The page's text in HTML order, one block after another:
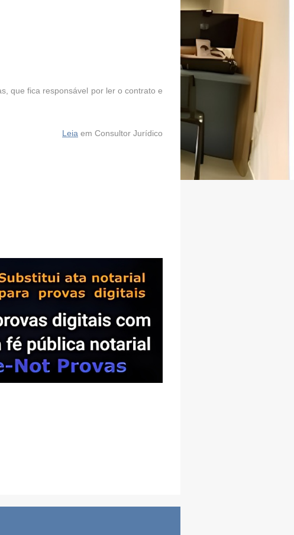
que fica responsável por ler o contrato e
Leia em Consultor Jurídico